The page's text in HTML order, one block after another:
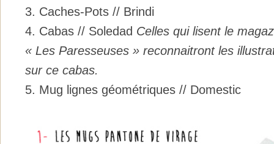
3. Caches-Pots // Brindi
4. Cabas // Soledad Celles qui lisent le
« Les Paresseuses » reconnaitront les
sur ce cabas.
5. Mug lignes géométriques // Domestic